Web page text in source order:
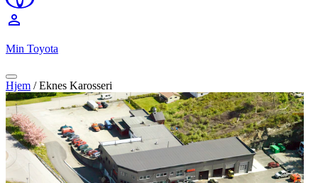
perm_identity
Min Toyota
Hjem /Eknes Karosseri